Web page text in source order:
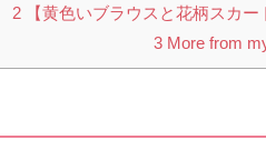
2【黄色いブラウスと花柄スカー
3 More from